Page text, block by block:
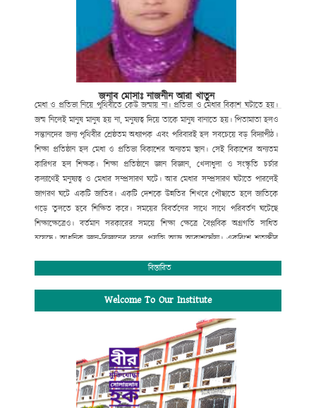
জনাব মোসাঃ নাজনীন আরা খাতুন
মেধাও প্রতিভা নিয়ে পৃথিবীতে কেউ জন্মায় না। প্রতিভা ও মেধার বিকাশ ঘটাতে হয়।
জন্ম নিলেই মানুষ মানুষ হয় না,মনুষ্যত্ব দিয়ে তাকে মানুষ বানাতে হয়। পিতামাতা হলও
সন্তানদের জন্য পৃথিবীর শ্রেষ্ঠতম অধ্যাপক এবং পরিবারই হল সবচেয়ে বড় বিদ্যাপীঠ।
শিক্ষা প্রতিষ্ঠান হল মেধা ও প্রতিভা বিকাশের অন্যতম স্থান। সেই বিকাশের অন্যতম
কারিগর হল শিক্ষক। শিক্ষা প্রতিষ্ঠানে জ্ঞান বিজ্ঞান, খেলাধুলা ও সংস্কৃতি চর্চার
কল্যাণেই মনুষ্যত্ব ও মেধার সম্প্রসারণ ঘটে। আর মেধার সম্প্রসারণ ঘটাতে পারলেই
জাগরণ ঘটে একটি জাতির। একটি দেশকে উন্নতির শিখরে পৌছাতে হলে জাতিকে
গড়ে তুলতে হবে শিক্ষিত করে। সময়ের বিবর্তনের সাথে সাথে পরিবর্তন ঘটেছে
শিক্ষাক্ষেত্রেও। বর্তমান সরকারের সময়ে শিক্ষা ক্ষেত্রে বৈপ্লবিক অগ্রগতি সাধিত
হয়েছে। আধুনিক জ্ঞান-বিজ্ঞানের ফলে প্রযুক্তি আজ আকাশছোঁয়া। একবিংশ শতাব্দীর
সর্বোচ্চ বিদ্যাপীঠ
প্রজেক্টর ও ল্যাপটপের মাধ্যমে শিক্ষার্থীদের
পদ্ধতিতে পাঠদান প্রক্রিয়া চালু করা হয়েছে। এছাড়া আধুনিক ডিজিটাল ল্যাব,বিজ্ঞান
খেলাধুলা ও সাহিত্য
পদ্ধতিতে ডিজিটাল হাজিরা চালু
শৃঙ্খলা নিশ্চিত করণে প্রতিষ্ঠানকে ক্লোজ সার্কিট ক্যামেরার
অনলাইন ব্যাংকিং সহ তথ্য প্রযুক্তির সর্বোচ্চ ব্যবহারে
চালু করা হয়েছে। এখন থেকে আমাদের ছাত্র/ছাত্রী,অভিভাবক
তাদের সকল তথ্য ঘরে বসেই ওয়েব সাইট থেকে পেয়ে
বিস্তারিত
Welcome To Our Institute